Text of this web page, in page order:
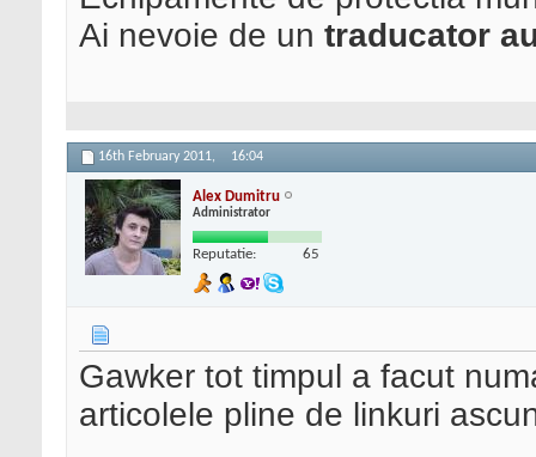
Ai nevoie de un traducator
16th February 2011, 16:04
Alex Dumitru
Administrator
Reputatie: 65
Gawker tot timpul a facut
articolele pline de linkuri